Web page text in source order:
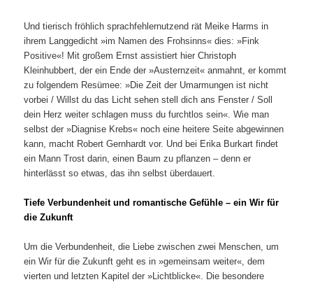
Und tierisch fröhlich sprachfehlernutzend rät Meike Harms in
ihrem Langgedicht »im Namen des Frohsinns« dies: »Fink
Positive«! Mit großem Ernst assistiert hier Christoph
Kleinhubbert, der ein Ende der »Austernzeit« anmahnt, er kommt
zu folgendem Resümee: »Die Zeit der Umarmungen ist nicht
vorbei / Willst du das Licht sehen stell dich ans Fenster / Soll
dein Herz weiter schlagen muss du furchtlos sein«. Wie man
selbst der »Diagnise Krebs« noch eine heitere Seite abgewinnen
kann, macht Robert Gernhardt vor. Und bei Erika Burkart findet
ein Mann Trost darin, einen Baum zu pflanzen – denn er
hinterlässt so etwas, das ihn selbst überdauert.
Tiefe Verbundenheit und romantische Gefühle – ein Wir für
die Zukunft
Um die Verbundenheit, die Liebe zwischen zwei Menschen, um
ein Wir für die Zukunft geht es in »gemeinsam weiter«, dem
vierten und letzten Kapitel der »Lichtblicke«. Die besondere